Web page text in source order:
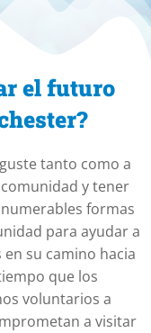
el futuro
tanto como a
y tener
formas
para ayudar a
su camino hacia
que los
voluntarios a
a visitar